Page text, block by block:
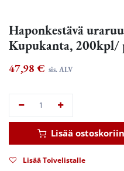
Haponkestävä
Kupukanta, 200kpl/
47,98 € sis. ALV
Lisää ostoskoriin
Lisää Toivelistalle